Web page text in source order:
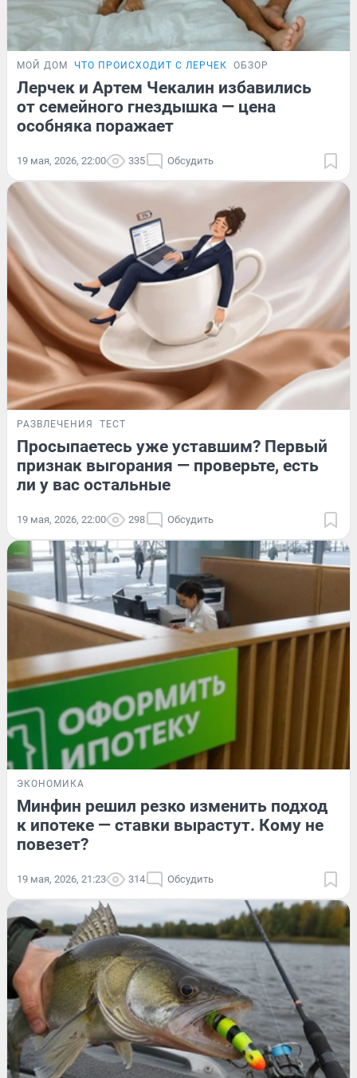
МОЙ ДОМ ЧТО ПРОИСХОДИТ С ЛЕРЧЕК ОБЗОР
Лерчек и Артем Чекалин избавились
от семейного гнездышка — цена
особняка поражает
19 мая, 2026, 22:00 335 Обсудить
РАЗВЛЕЧЕНИЯ ТЕСТ
Просыпаетесь уже уставшим? Первый
признак выгорания — проверьте, есть
ли у вас остальные
19 мая, 2026, 22:00 298 Обсудить
ЭКОНОМИКА
Минфин решил резко изменить подход
к ипотеке — ставки вырастут. Кому не
повезет?
19 мая, 2026, 21:23 314 Обсудить